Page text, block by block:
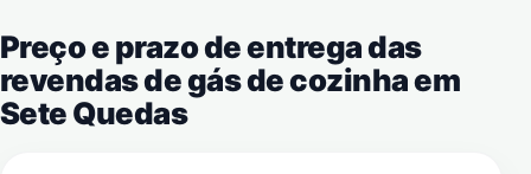
Preço e prazo de entrega das
revendas de gás de cozinha em
Sete Quedas